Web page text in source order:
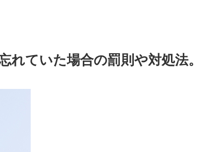
ていた場合の罰則や対処法。